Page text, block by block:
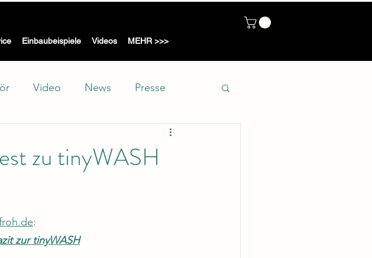
Einbaubeispiele Videos MEHR >>>
Video News Presse
zu tinyWASH
:
zur tinyWASH